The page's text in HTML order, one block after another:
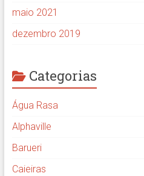
maio 2021
dezembro 2019
Categorias
Água Rasa
Alphaville
Barueri
Caieiras